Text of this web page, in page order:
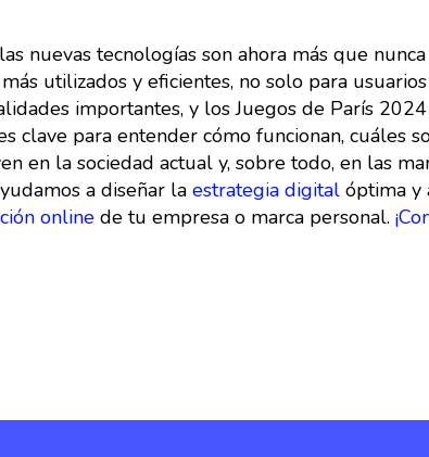
nuevas tecnologías son ahora más que
utilizados y eficientes, no solo para
importantes, y los Juegos de París
clave para entender cómo funcionan, cuáles
en la sociedad actual y, sobre todo, en las
a diseñar la estrategia digital óptima y
online de tu empresa o marca personal.